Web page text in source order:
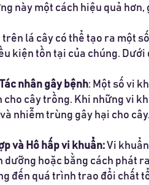
này một cách hiệu quả
trên lá cây có thể tạo ra một
kiện tồn tại của chúng.
nhân gây bệnh: Một số vi
cho cây trồng. Khi những vi
nhiễm trùng gây hại cho
và Hô hấp vi khuẩn:Vi
dưỡng hoặc bằng cách phát
đến quá trình trao đổi chất